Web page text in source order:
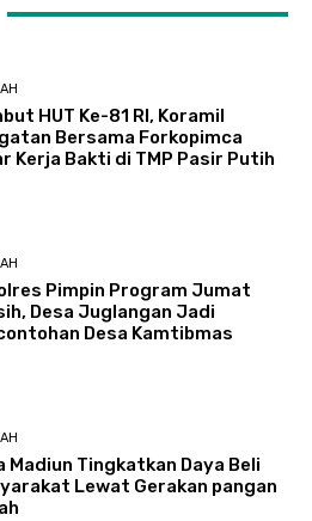
HUT Ke-81 RI, Koramil
Bersama Forkopimca
Kerja Bakti di TMP Pasir Putih
Pimpin Program Jumat
Desa Juglangan Jadi
Desa Kamtibmas
Madiun Tingkatkan Daya Beli
Lewat Gerakan pangan